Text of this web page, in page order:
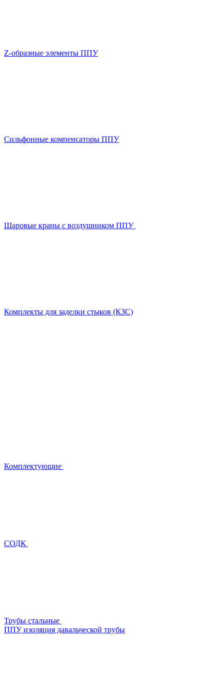
Z-образные элементы ППУ
Сильфонные компенсаторы ППУ
Шаровые краны с воздушником ППУ
Комплекты для заделки стыков (КЗС)
Комплектующие
СОДК
Трубы стальные
ППУ изоляция давальческой трубы